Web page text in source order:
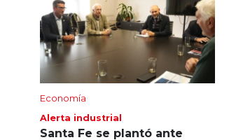
Economía
Alerta industrial
Santa Fe se plantó ante